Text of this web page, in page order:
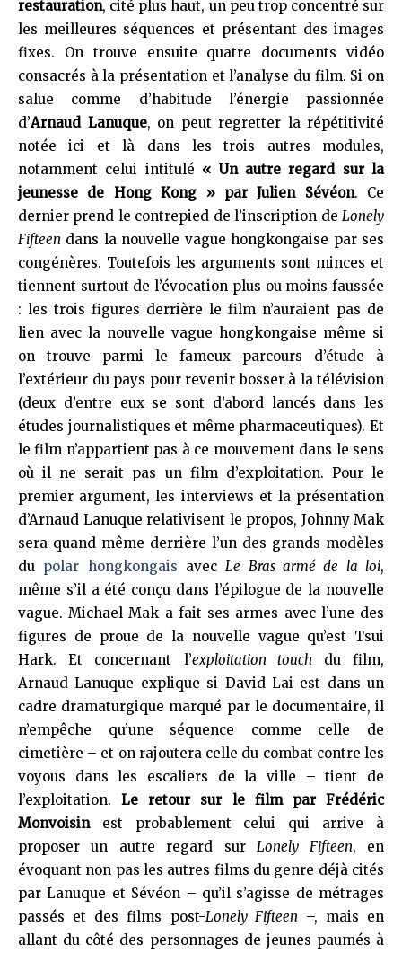
restauration, cité plus haut, un peu trop concentré sur
les meilleures séquences et présentant des images
fixes. On trouve ensuite quatre documents vidéo
consacrés à la présentation et l’analyse du film. Si on
salue comme d’habitude l’énergie passionnée
d’Arnaud Lanuque, on peut regretter la répétitivité
notée ici et là dans les trois autres modules,
notamment celui intitulé « Un autre regard sur la
jeunesse de Hong Kong » par Julien Sévéon. Ce
dernier prend le contrepied de l’inscription de Lonely
Fifteen dans la nouvelle vague hongkongaise par ses
congénères. Toutefois les arguments sont minces et
tiennent surtout de l’évocation plus ou moins faussée
: les trois figures derrière le film n’auraient pas de
lien avec la nouvelle vague hongkongaise même si
on trouve parmi le fameux parcours d’étude à
l’extérieur du pays pour revenir bosser à la télévision
(deux d’entre eux se sont d’abord lancés dans les
études journalistiques et même pharmaceutiques). Et
le film n’appartient pas à ce mouvement dans le sens
où il ne serait pas un film d’exploitation. Pour le
premier argument, les interviews et la présentation
d’Arnaud Lanuque relativisent le propos, Johnny Mak
sera quand même derrière l’un des grands modèles
du polar hongkongais avecLe Bras armé de la loi,
même s’il a été conçu dans l’épilogue de la nouvelle
vague. Michael Mak a fait ses armes avec l’une des
figures de proue de la nouvelle vague qu’est Tsui
Hark. Et concernant l’exploitation touchdu film,
Arnaud Lanuque explique si David Lai est dans un
cadre dramaturgique marqué par le documentaire, il
n’empêche qu’une séquence comme celle de
cimetière – et on rajoutera celle du combat contre les
voyous dans les escaliers de la ville – tient de
l’exploitation.Le retour sur le film par Frédéric
Monvoisinest probablement celui qui arrive à
proposer un autre regard surLonely Fifteen, en
évoquant non pas les autres films du genre déjà cités
par Lanuque et Sévéon – qu’il s’agisse de métrages
passés et des films post-Lonely Fifteen –, mais en
allant du côté des personnages de jeunes paumés à